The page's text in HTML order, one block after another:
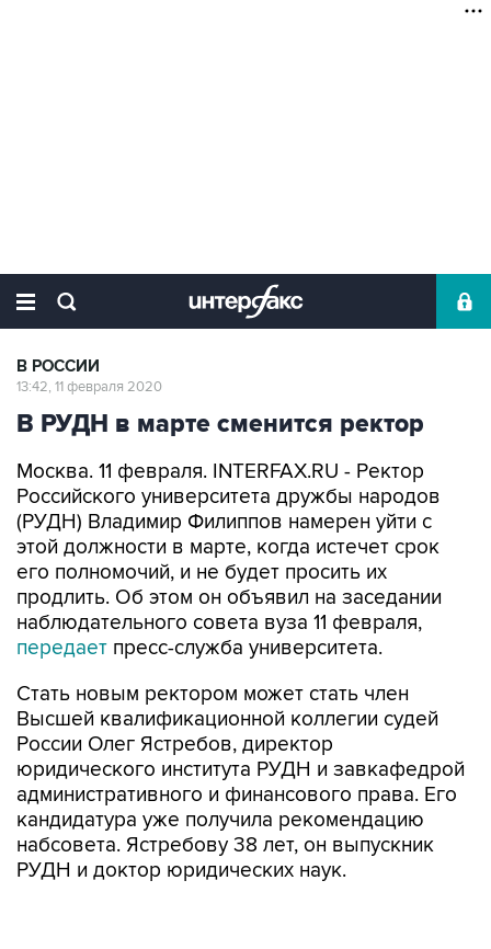
В РОССИИ
13:42, 11 февраля 2020
В РУДН в марте сменится ректор
Москва. 11 февраля. INTERFAX.RU - Ректор
Российского университета дружбы народов
(РУДН) Владимир Филиппов намерен уйти с
этой должности в марте, когда истечет срок
его полномочий, и не будет просить их
продлить. Об этом он объявил на заседании
наблюдательного совета вуза 11 февраля,
передает пресс-служба университета.
Стать новым ректором может стать член
Высшей квалификационной коллегии судей
России Олег Ястребов, директор
юридического института РУДН и завкафедрой
административного и финансового права. Его
кандидатура уже получила рекомендацию
набсовета. Ястребову 38 лет, он выпускник
РУДН и доктор юридических наук.